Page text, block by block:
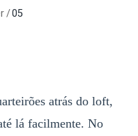
/05
atrás do loft,
lá facilmente. No